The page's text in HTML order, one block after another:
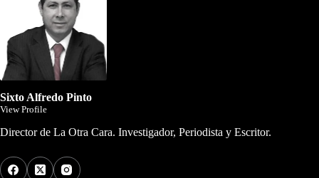
Sixto Alfredo Pinto
View Profile
Director de La Otra Cara. Investigador, Periodista y Escritor.